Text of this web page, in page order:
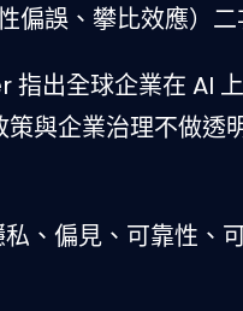
偏誤、攀比效應）二
出全球企業在 AI
與企業治理不做透
、偏見、可靠性、